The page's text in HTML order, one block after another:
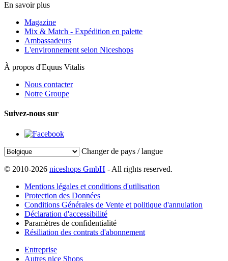
En savoir plus
Magazine
Mix & Match - Expédition en palette
Ambassadeurs
L'environnement selon Niceshops
À propos d'Equus Vitalis
Nous contacter
Notre Groupe
Suivez-nous sur
Changer de pays / langue
© 2010-2026 niceshops GmbH - All rights reserved.
Mentions légales et conditions d'utilisation
Protection des Données
Conditions Générales de Vente et politique d'annulation
Déclaration d'accessibilité
Paramètres de confidentialité
Résiliation des contrats d'abonnement
Entreprise
Autres nice Shops